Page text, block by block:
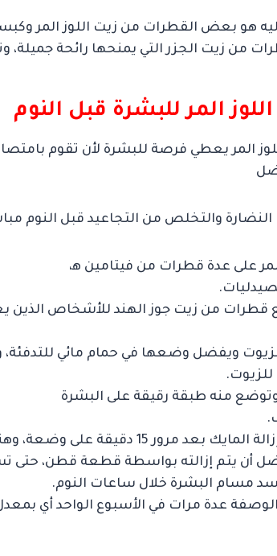
من زيت الجزر التي يمنحها رائحة جميلة،
المر للبشرة قبل النوم
المر يعطي فرصة للبشرة لأن تقوم
والتخلص من التجاعيد قبل النوم
على عدة قطرات من فيتامين ه‍،
من زيت جوز الهند للأشخاص الذين
ويفضل وضعها في حمام مائي
منه طبقة رقيقة على البشرة
هناك من يفضل إزالة المايك بعد مرور
أن يتم إزالته بواسطة قطعة قطن، حتى
مسام البشرة خلال ساعات النوم.
عدة مرات في الأسبوع الواحد أي بمعدل 3 مرات في